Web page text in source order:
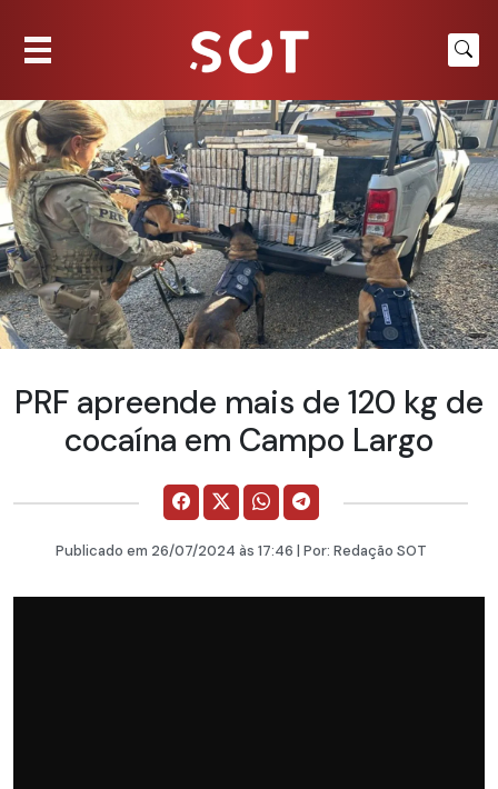
PRF apreende mais de 120 kg de
cocaína em Campo Largo
Publicado em 26/07/2024 às 17:46 | Por: Redação SOT